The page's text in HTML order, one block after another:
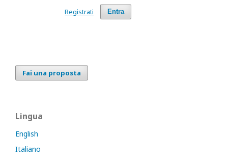
Entra
Registrati
Fai una proposta
Lingua
English
Italiano